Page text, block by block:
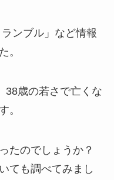
ンブル」など情報
。
38歳の若さで亡くな
。
たのでしょうか？
ても調べてみまし